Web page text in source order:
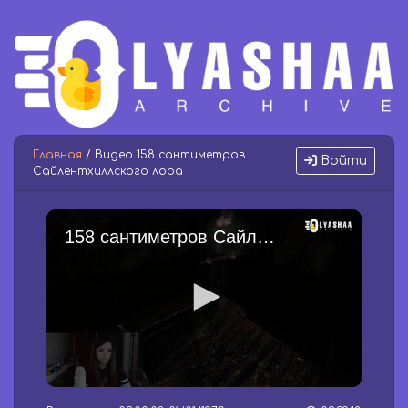
Войти
Главная / Видео 158 сантиметров
Сайлентхиллского лора
158 сантиметров Сайлентхиллского лора